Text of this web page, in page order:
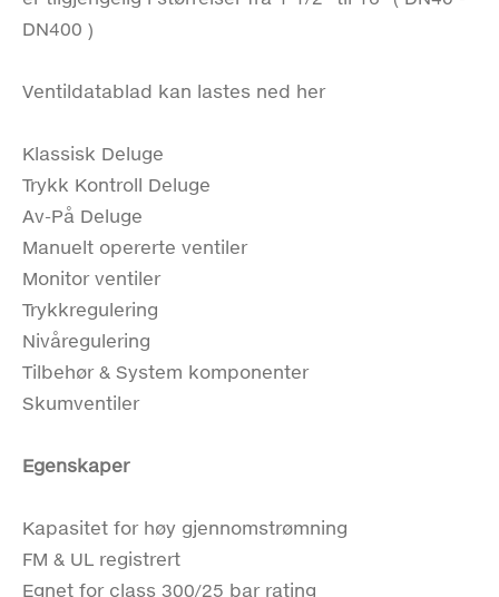
DN400 )
Ventildatablad kan lastes ned her
Klassisk Deluge
Trykk Kontroll Deluge
Av-På Deluge
Manuelt opererte ventiler
Monitor ventiler
Trykkregulering
Nivåregulering
Tilbehør & System komponenter
Skumventiler
Egenskaper
Kapasitet for høy gjennomstrømning
FM & UL registrert
Egnet for class 300/25 bar rating